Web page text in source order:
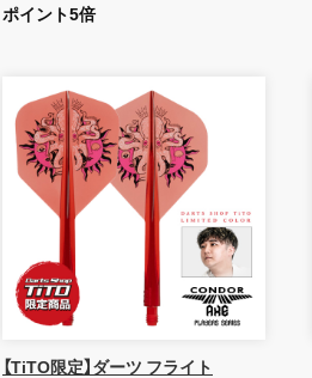
ポイント5倍
【TiTO限定】ダーツ フライト